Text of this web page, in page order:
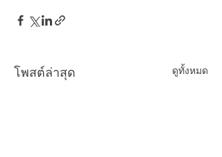
โพสต์ล่าสุด ดูทั้งหมด